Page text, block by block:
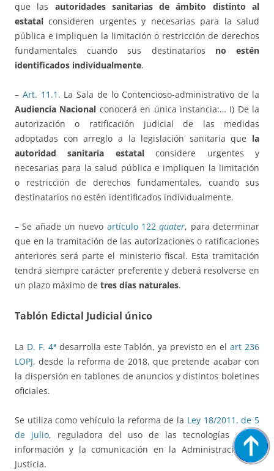
que las autoridades sanitarias de ámbito distinto al
estatal consideren urgentes y necesarias para la salud
pública e impliquen la limitación o restricción de derechos
fundamentales cuando sus destinatarios no estén
identificados individualmente.
– Art. 11.1 . La Sala de lo Contencioso-administrativo de la
Audiencia Nacional conocerá en única instancia:… I) De la
autorización o ratificación judicial de las medidas
adoptadas con arreglo a la legislación sanitaria que la
autoridad sanitaria estatalconsidere urgentes y
necesarias para la salud pública e impliquen la limitación
o restricción de derechos fundamentales, cuando sus
destinatarios no estén identificados individualmente.
– Se añade un nuevo artículo 122quater, para determinar
que en la tramitación de las autorizaciones o ratificaciones
anteriores será parte el ministerio fiscal. Esta tramitación
tendrá siempre carácter preferente y deberá resolverse en
un plazo máximo de tres días naturales.
Tablón Edictal Judicial único
La D. F. 4ª desarrolla este Tablón, ya previsto en el art 236
LOPJ, desde la reforma de 2018, que pretende acabar con
la dispersión en tablones de anuncios y distintos boletines
oficiales.
Se utiliza como vehículo la reforma de la Ley 18/2011, de 5
de julio, reguladora del uso de las tecnologías de la
información y la comunicación en la Administración de
Justicia.